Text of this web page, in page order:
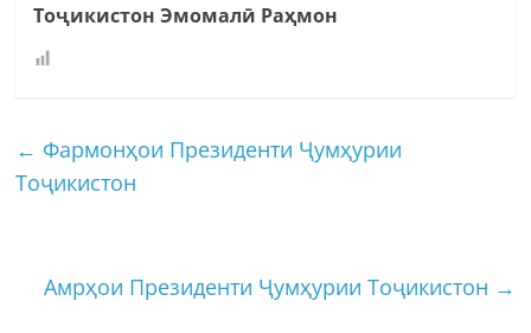
Тоҷикистон Эмомалӣ Раҳмон
← Фармонҳои Президенти Ҷумҳурии
Тоҷикистон
Амрҳои Президенти Ҷумҳурии Тоҷикистон →